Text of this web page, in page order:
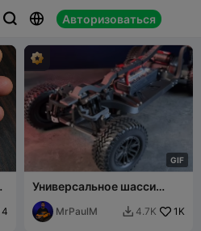
  Авторизоваться
 
4
GIF
Универсальное шасси
пикапа с задним приводом
MrPaulM  4.7K 1K